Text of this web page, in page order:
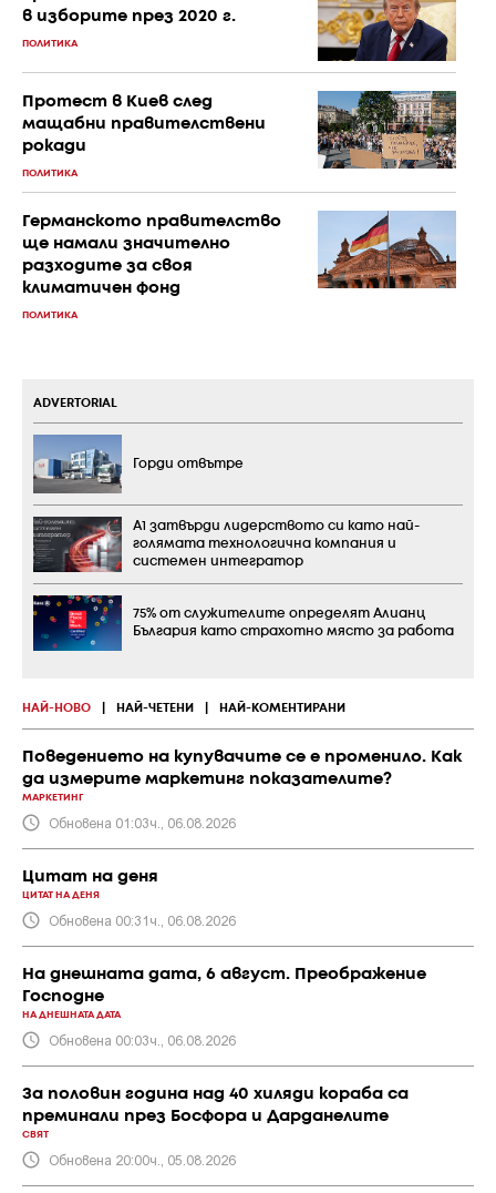
в изборите през 2020 г.
ПОЛИТИКА
Протест в Киев след
мащабни правителствени
рокади
ПОЛИТИКА
Германското правителство
ще намали значително
разходите за своя
климатичен фонд
ПОЛИТИКА
НАЙ-НОВО НАЙ-ЧЕТЕНИ НАЙ-КОМЕНТИРАНИ
Поведението на купувачите се е променило. Как
да измерите маркетинг показателите?
МАРКЕТИНГ
Обновена 01:03ч., 06.08.2026
Цитат на деня
ЦИТАТ НА ДЕНЯ
Обновена 00:31ч., 06.08.2026
На днешната дата, 6 август. Преображение
Господне
НА ДНЕШНАТА ДАТА
Обновена 00:03ч., 06.08.2026
За половин година над 40 хиляди кораба са
преминали през Босфора и Дарданелите
СВЯТ
Обновена 20:00ч., 05.08.2026
ADVERTORIAL
Горди отвътре
А1 затвърди лидерството си като най-
голямата технологична компания и
системен интегратор
75% от служителите определят Алианц
България като страхотно място за работа